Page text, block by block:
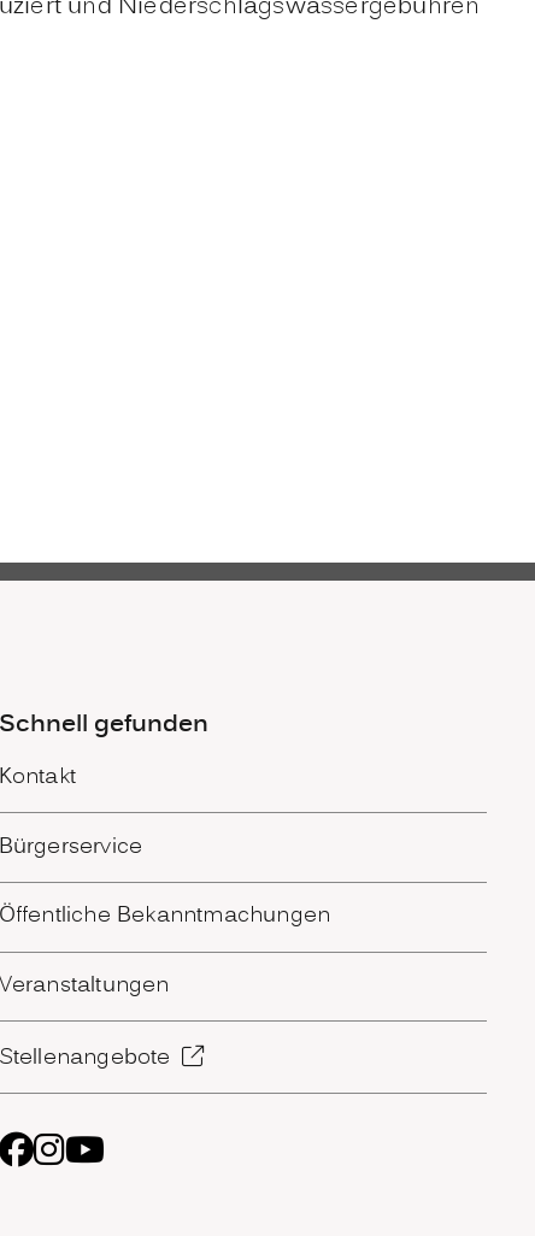
und Niederschlagswassergebühren
Schnell gefunden
Kontakt
Bürgerservice
Öffentliche Bekanntmachungen
Veranstaltungen
Stellenangebote